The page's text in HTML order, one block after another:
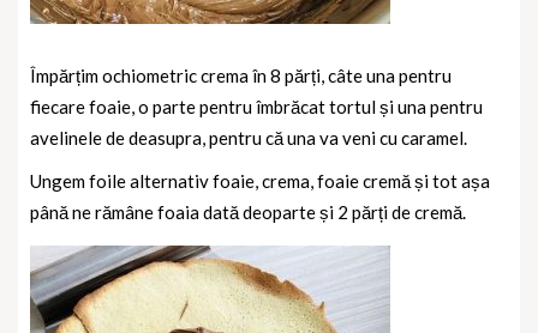
Împărțim ochiometric crema în 8 părți, câte una pentru
fiecare foaie, o parte pentru îmbrăcat tortul și una pentru
avelinele de deasupra, pentru că una va veni cu caramel.
Ungem foile alternativ foaie, crema, foaie cremă și tot așa
până ne rămâne foaia dată deoparte și 2 părți de cremă.